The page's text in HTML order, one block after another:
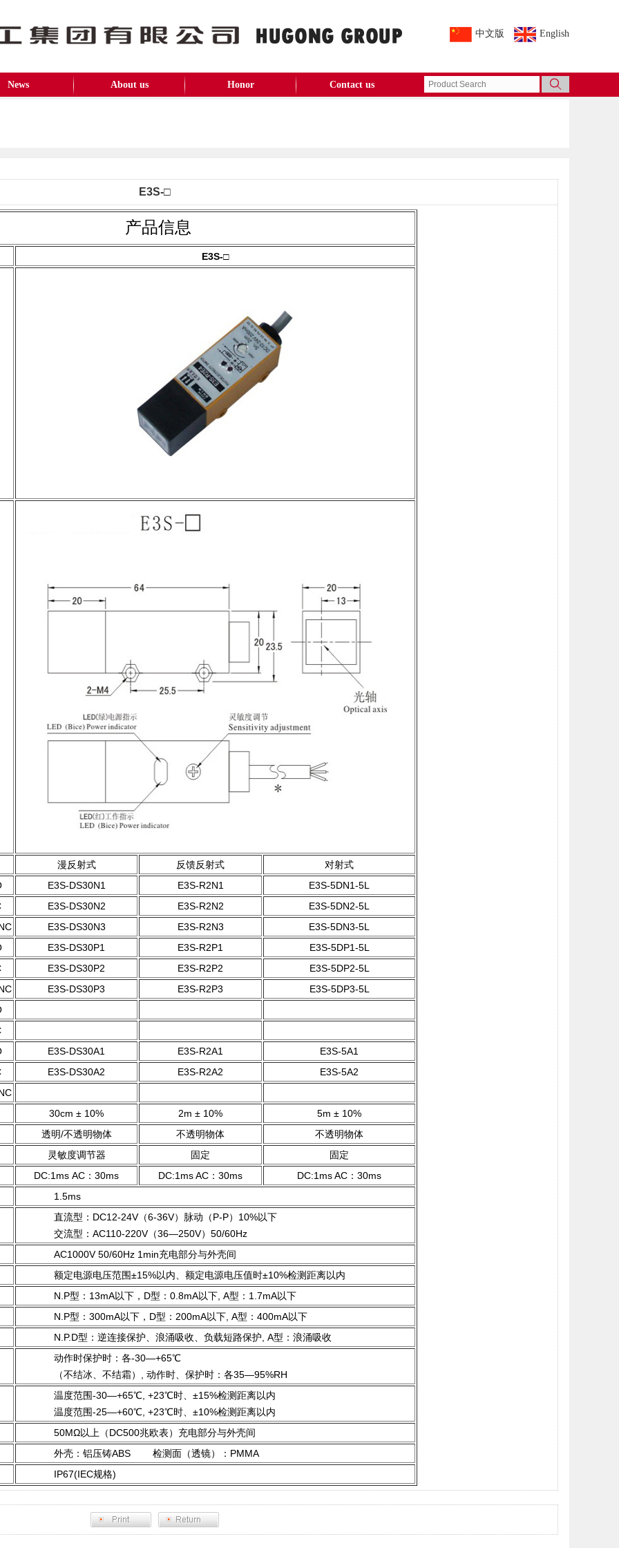
中文版 English
News About us Honor Contact us
E3S-□
产品信息
E3S-□
漫反射式 反馈反射式
对射式
E3S-DS30N1 E3S-R2N1
E3S-5DN1-5L
E3S-DS30N2 E3S-R2N2
E3S-5DN2-5L
E3S-DS30N3 E3S-R2N3
E3S-5DN3-5L
E3S-DS30P1 E3S-R2P1
E3S-5DP1-5L
E3S-DS30P2 E3S-R2P2
E3S-5DP2-5L
E3S-DS30P3 E3S-R2P3
E3S-5DP3-5L
E3S-DS30A1 E3S-R2A1
E3S-5A1
E3S-DS30A2 E3S-R2A2
E3S-5A2
30cm ± 10%
2m ± 10%
5m ± 10%
透明/不透明物体
不透明物体
不透明物体
灵敏度调节器
固定
固定
DC:1ms AC：30ms
DC:1msAC：30ms DC:1msAC：30ms
1.5ms
直流型：DC12-24V（6-36V）脉动（P-P）10%以下
交流型：AC110-220V（36—250V）50/60Hz
AC1000V 50/60Hz 1min充电部分与外壳间
额定电源电压范围±15%以内、额定电源电压值时±10%检测距离以内
N.P型：13mA以下，D型：0.8mA以下, A型：1.7mA以下
N.P型：300mA以下，D型：200mA以下, A型：400mA以下
N.P.D型：逆连接保护、浪涌吸收、负载短路保护, A型：浪涌吸收
动作时保护时：各-30—+65℃
（不结冰、不结霜）, 动作时、保护时：各35—95%RH
温度范围-30—+65℃, +23℃时、±15%检测距离以内
温度范围-25—+60℃, +23℃时、±10%检测距离以内
50MΩ以上（DC500兆欧表）充电部分与外壳间
外壳：铝压铸ABS 检测面（透镜）：PMMA
IP67(IEC规格)